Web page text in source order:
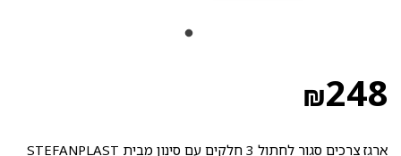
₪248
ארגז צרכים סגור לחתול 3 חלקים עם סינון מבית STEFANPLAST